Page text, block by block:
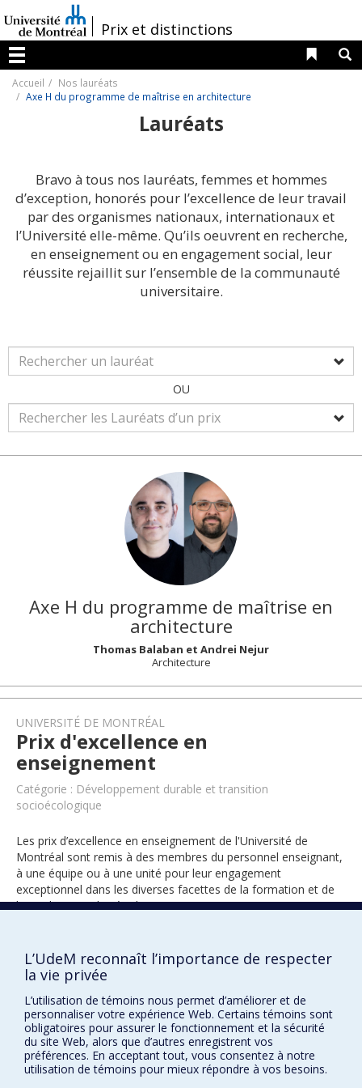
au
contenu
/Prix et distinctions
Menu
Liens
Accueil
Nos lauréats
Axe H du programme de maîtrise en architecture
Lauréats
Bravo à tous nos lauréats, femmes et hommes
d’exception, honorés pour l’excellence de leur travail
par des organismes nationaux, internationaux et
l’Université elle-même. Qu’ils oeuvrent en recherche,
en enseignement ou en engagement social, leur
réussite rejaillit sur l’ensemble de la communauté
universitaire.
OU
Axe H du programme de maîtrise en
architecture
Thomas Balaban et Andrei Nejur
Architecture
UNIVERSITÉ DE MONTRÉAL
Prix d'excellence en
enseignement
Catégorie : Développement durable et transition
socioécologique
Les prix d’excellence en enseignement de l'Université de
Montréal sont remis à des membres du personnel enseignant,
à une équipe ou à une unité pour leur engagement
exceptionnel dans les diverses facettes de la formation et de
l’encadrement des étudiants.
2025
L’UdeM reconnaît l’importance de respecter
la vie privée
L’utilisation de témoins nous permet d’améliorer et de
personnaliser votre expérience Web. Certains témoins sont
obligatoires pour assurer le fonctionnement et la sécurité
du site Web, alors que d’autres enregistrent vos
préférences. En acceptant tout, vous consentez à notre
utilisation de témoins pour mieux répondre à vos besoins.